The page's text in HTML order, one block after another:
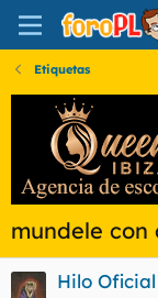
Etiquetas
mundele con
Hilo